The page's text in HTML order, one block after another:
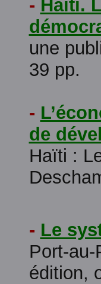
- Haïti.
une
39 pp.
-
de
Haïti :
- Le
Port-
édition,